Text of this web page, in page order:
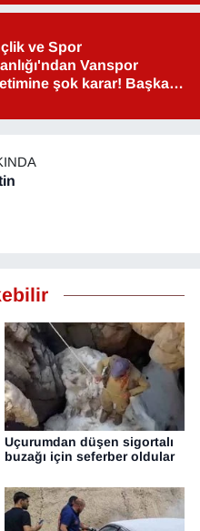
ve Spor
Vanspor
şok karar! Başkan
Uçurumdan düşen sigortalı
buzağı için seferber oldular